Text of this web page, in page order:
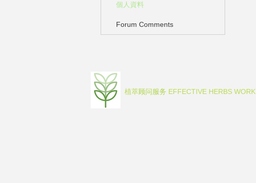
個人資料
Forum Comments
植萃顾问服务 EFFECTIVE HERBS WORK